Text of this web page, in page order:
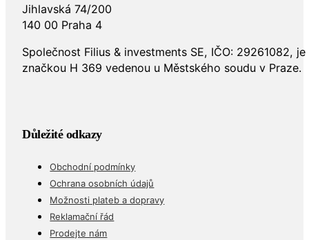
Jihlavská 74/200
140 00 Praha 4
Společnost Filius & investments SE, IČO: 29261082,
značkou H 369 vedenou u Městského soudu v Praze.
Důležité odkazy
Obchodní podmínky
Ochrana osobních údajů
Možnosti plateb a dopravy
Reklamační řád
Prodejte nám